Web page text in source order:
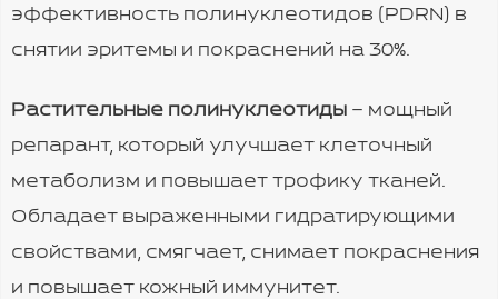
эффективность полинуклеотидов (PDRN) в
снятии эритемы и покраснений на 30%.
Растительные полинуклеотиды – мощный
репарант, который улучшает клеточный
метаболизм и повышает трофику тканей.
Обладает выраженными гидратирующими
свойствами, смягчает, снимает покраснения
и повышает кожный иммунитет.